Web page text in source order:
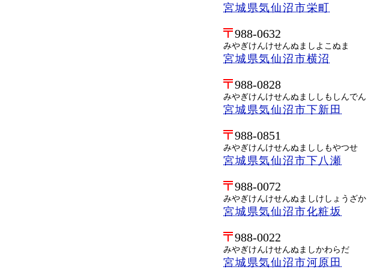
宮城県気仙沼市栄町
988-0632
みやぎけんけせんぬましよこぬま
宮城県気仙沼市横沼
988-0828
みやぎけんけせんぬまししもしんでん
宮城県気仙沼市下新田
988-0851
みやぎけんけせんぬまししもやつせ
宮城県気仙沼市下八瀬
988-0072
みやぎけんけせんぬましけしょうざか
宮城県気仙沼市化粧坂
988-0022
みやぎけんけせんぬましかわらだ
宮城県気仙沼市河原田